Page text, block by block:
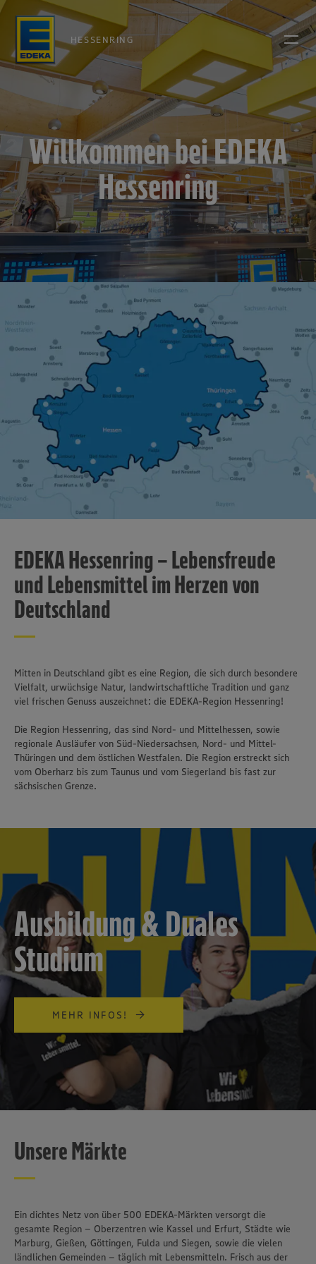
Wir setzen Cookies und andere Technologien ein, um Ihnen
HESSENRING
Willkommen bei EDEKA
Hessenring
EDEKA Hessenring – Lebensfreude
und Lebensmittel im Herzen von
Deutschland
Mitten in Deutschland gibt es eine Region, die sich durch besondere
Vielfalt, urwüchsige Natur, landwirtschaftliche Tradition und ganz
viel frischen Genuss auszeichnet: die EDEKA-Region Hessenring!
Die Region Hessenring, das sind Nord- und Mittelhessen, sowie
regionale Ausläufer von Süd-Niedersachsen, Nord- und Mittel-
Thüringen und dem östlichen Westfalen. Die Region erstreckt sich
vom Oberharz bis zum Taunus und vom Siegerland bis fast zur
sächsischen Grenze.
Ausbildung & Duales
Studium
MEHR INFOS!
Unsere Märkte
Ein dichtes Netz von über 500 EDEKA-Märkten versorgt die
gesamte Region – Oberzentren wie Kassel und Erfurt, Städte wie
Marburg, Gießen, Göttingen, Fulda und Siegen, sowie die vielen
ländlichen Gemeinden – täglich mit Lebensmitteln. Frisch aus der